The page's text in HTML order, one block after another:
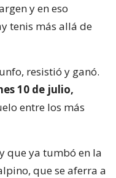
y en eso
tenis más allá de
resistió y ganó.
10 de julio,
entre los más
que ya tumbó en la
que se aferra a